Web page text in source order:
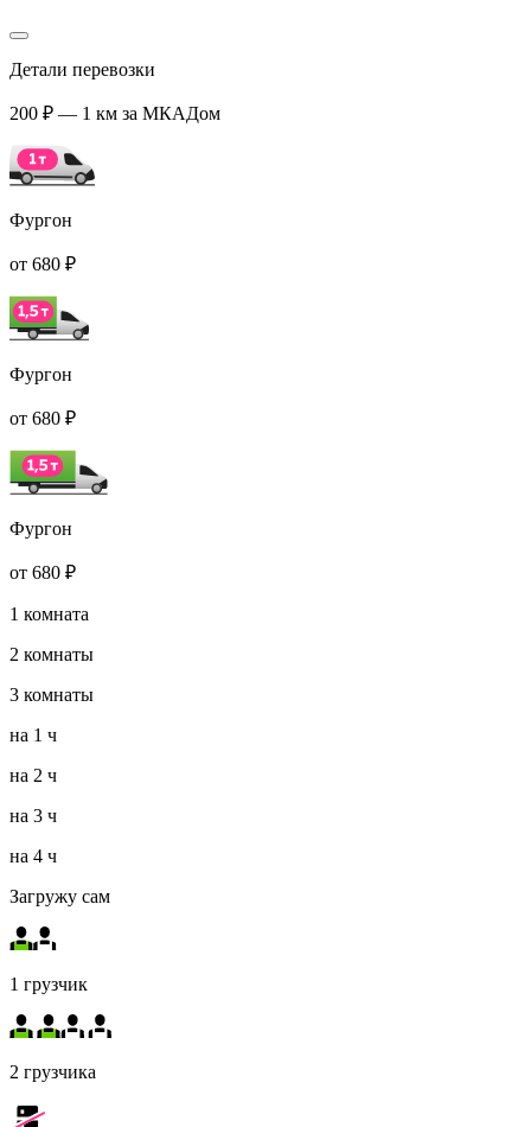
Детали перевозки
200 ₽ — 1 км за МКАДом
Фургон
от 680 ₽
Фургон
от 680 ₽
Фургон
от 680 ₽
1 комната
2 комнаты
3 комнаты
на 1 ч
на 2 ч
на 3 ч
на 4 ч
Загружу сам
1 грузчик
2 грузчика